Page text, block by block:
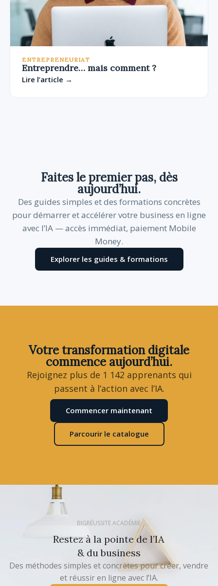
ENTREPRENEURIAT
Entreprendre… mais comment ?
Lire l’article →
Faites le premier pas, dès
aujourd’hui.
Des guides simples et des formations concrètes
pour démarrer et accélérer votre business en ligne
avec l’IA — accès immédiat, paiement Mobile
Money.
Explorer les guides & formations
Votre transformation digitale
commence aujourd’hui.
Rejoignez plus de 1 142 apprenants qui
passent à l’action avec l’IA.
Commencer maintenant
Parcourir le catalogue
BIGRÉUSSITE ACADÉMIE
Restez à la pointe de l’IA
& du business
Des méthodes simples et concrètes pour créer, vendre
et réussir en ligne avec l’IA.